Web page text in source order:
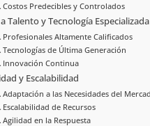
Costos Predecibles y Controlados
Talento y Tecnología Especializada
Profesionales Altamente Calificados
Tecnologías de Última Generación
Innovación Continua
y Escalabilidad
Adaptación a las Necesidades del
Escalabilidad de Recursos
Agilidad en la Respuesta